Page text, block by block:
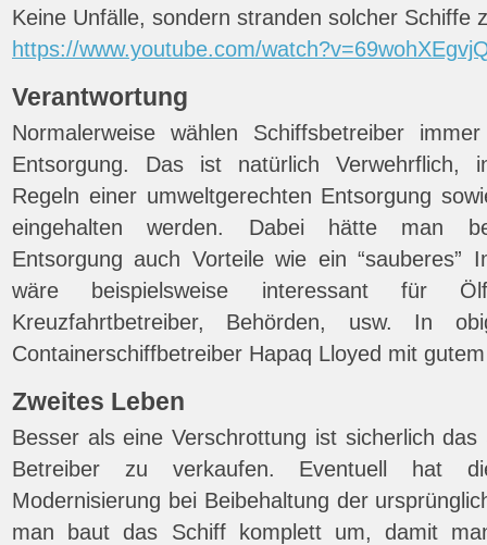
Keine Unfälle, sondern stranden solcher Schiffe
https://www.youtube.com/
Verantwortung
Normalerweise wählen Schiffsbetreiber
Entsorgung. Das ist natürlich Verwehrflich,
Regeln einer umweltgerechten Entsorgung
eingehalten werden. Dabei hätte man
Entsorgung auch Vorteile wie ein “sauberes”
wäre beispielsweise interessant für
Kreuzfahrtbetreiber, Behörden, usw. In
Containerschiffbetreiber Hapaq Lloyed mit
Zweites Leben
Besser als eine Verschrottung ist sicherlich
Betreiber zu verkaufen. Eventuell hat
Modernisierung bei Beibehaltung der
man baut das Schiff komplett um, damit